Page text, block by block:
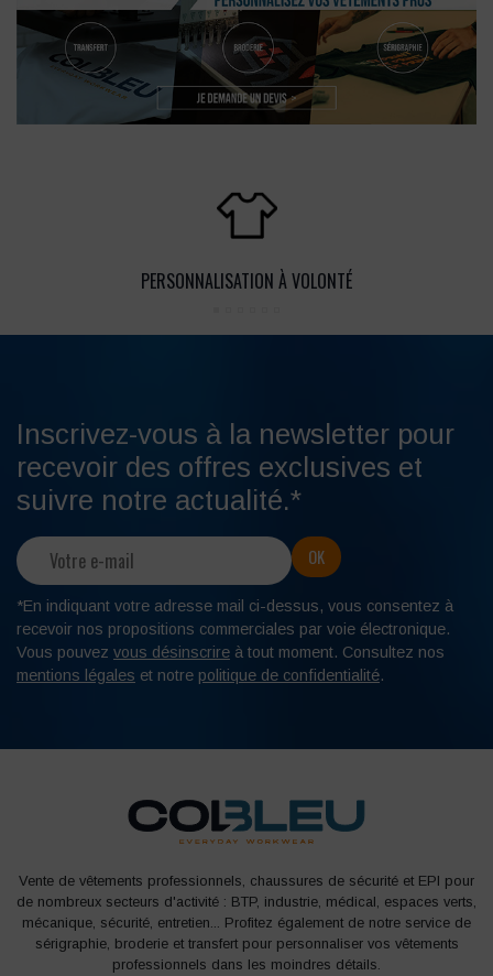
PERSONNALISATION À VOLONTÉ
Inscrivez-vous à la newsletter pour
recevoir des offres exclusives et
suivre notre actualité.*
*En indiquant votre adresse mail ci-dessus, vous consentez à
recevoir nos propositions commerciales par voie électronique.
Vous pouvez vous désinscrire à tout moment. Consultez nos
mentions légales et notre politique de confidentialité.
Vente de vêtements professionnels, chaussures de sécurité et EPI pour
de nombreux secteurs d'activité : BTP, industrie, médical, espaces verts,
mécanique, sécurité, entretien... Profitez également de notre service de
sérigraphie, broderie et transfert pour personnaliser vos vêtements
professionnels dans les moindres détails.